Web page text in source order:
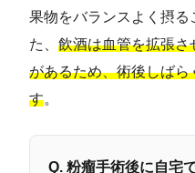
果物をバランスよく摂る
た、 飲酒は血管を拡張さ
があるため、術後しば
す。
Q. 粉瘤手術後に自宅